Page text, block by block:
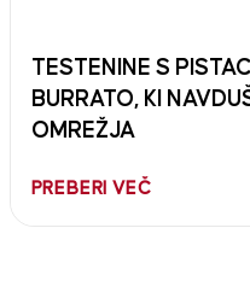
TESTENINE S
BURRATO, KI
OMREŽJA
PREBERI VEČ